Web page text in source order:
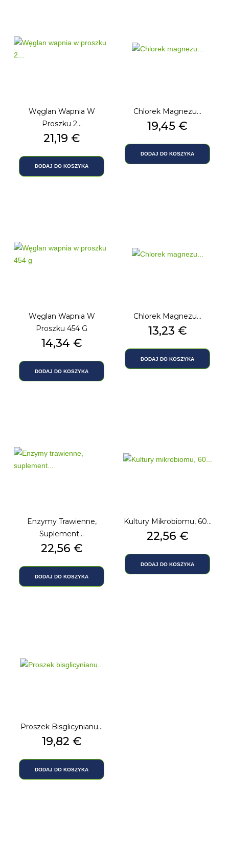
Węglan Wapnia W
Proszku 2...
Cena
21,19 €
DODAJ DO KOSZYKA
Chlorek Magnezu...
Cena
19,45 €
DODAJ DO KOSZYKA
Węglan Wapnia W
Proszku 454 G
Cena
14,34 €
DODAJ DO KOSZYKA
Chlorek Magnezu...
Cena
13,23 €
DODAJ DO KOSZYKA
Enzymy Trawienne,
Suplement...
Cena
22,56 €
DODAJ DO KOSZYKA
Kultury Mikrobiomu, 60...
Cena
22,56 €
DODAJ DO KOSZYKA
Proszek Bisglicynianu...
Cena
19,82 €
DODAJ DO KOSZYKA